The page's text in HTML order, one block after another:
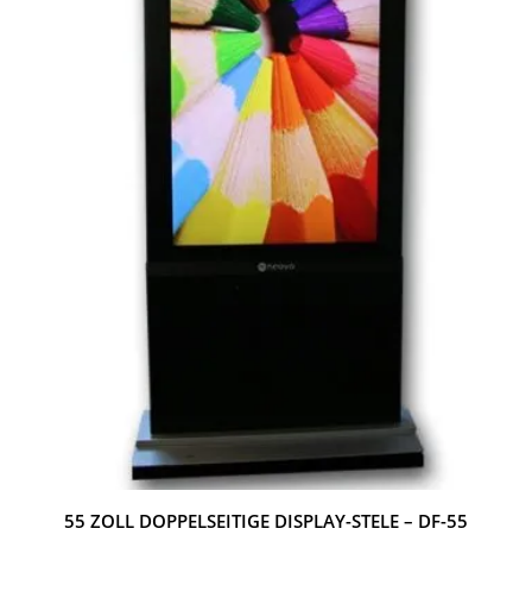
55 ZOLL DOPPELSEITIGE DISPLAY-STELE – DF-55